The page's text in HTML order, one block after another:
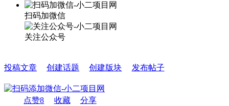
扫码加微信
关注公众号
投稿文章 创建话题 创建版块 发布帖子
点赞8 收藏
分享